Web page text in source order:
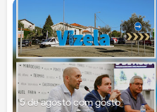
5 de agosto com gosto